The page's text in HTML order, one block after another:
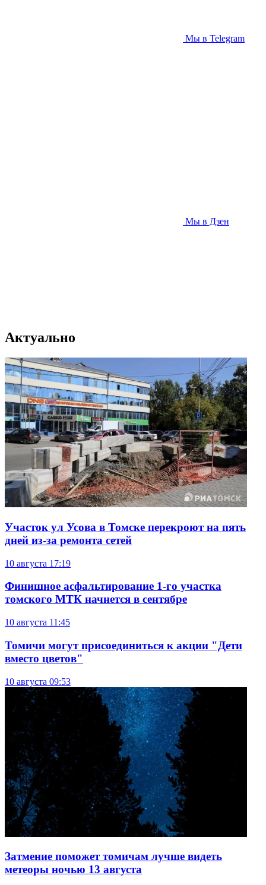
Мы в Telegram
Мы в Дзен
Актуально
Участок ул Усова в Томске перекроют на пять
дней из-за ремонта сетей
10 августа 17:19
Финишное асфальтирование 1-го участка
томского МТК начнется в сентябре
10 августа 11:45
Томичи могут присоединиться к акции "Дети
вместо цветов"
10 августа 09:53
Затмение поможет томичам лучше видеть
метеоры ночью 13 августа